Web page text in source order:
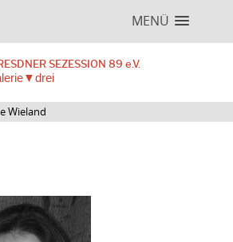
MENÜ
SEZESSION 89 e.V.
Wieland